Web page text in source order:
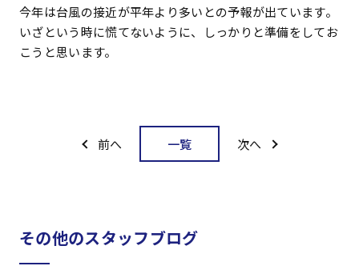
今年は台風の接近が平年より多いとの予報が出ています。
いざという時に慌てないように、しっかりと準備をしてお
こうと思います。
前へ 一覧 次へ
その他のスタッフブログ